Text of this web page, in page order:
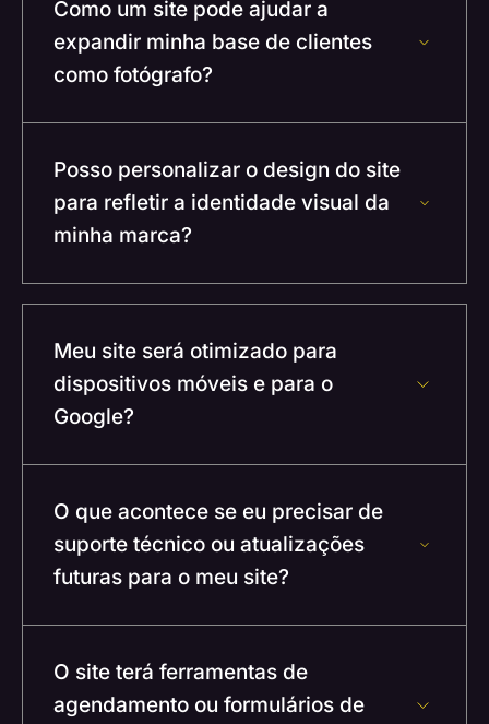
Como um site pode ajudar a
expandir minha base de clientes
como fotógrafo?
Posso personalizar o design do site
para refletir a identidade visual da
minha marca?
Meu site será otimizado para
dispositivos móveis e para o
Google?
O que acontece se eu precisar de
suporte técnico ou atualizações
futuras para o meu site?
O site terá ferramentas de
agendamento ou formulários de